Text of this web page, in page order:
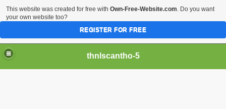
thnlscantho-5
This website was created for free with Own-Free-Website.com. Do you want
your own website too?
REGISTER FOR FREE